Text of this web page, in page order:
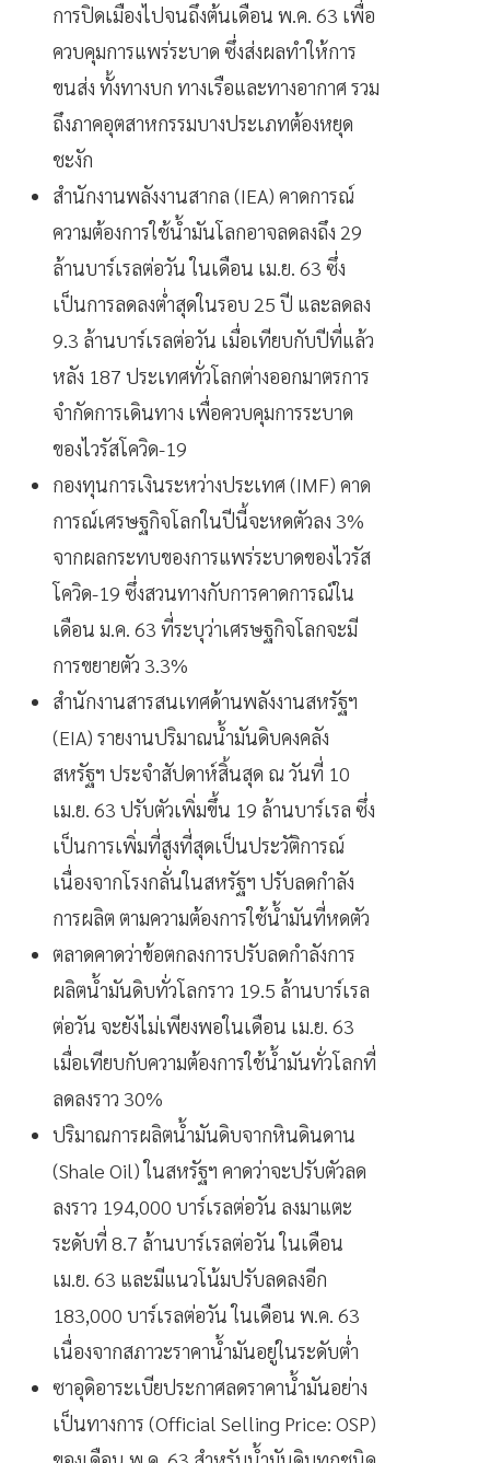
การปิดเมืองไปจนถึงต้นเดือน พ.ค. 63 เพื่อ
ควบคุมการแพร่ระบาด ซึ่งส่งผลทำให้การ
ขนส่ง ทั้งทางบก ทางเรือและทางอากาศ รวม
ถึงภาคอุตสาหกรรมบางประเภทต้องหยุด
ชะงัก
สำนักงานพลังงานสากล (IEA) คาดการณ์
ความต้องการใช้น้ำมันโลกอาจลดลงถึง 29
ล้านบาร์เรลต่อวัน ในเดือน เม.ย. 63 ซึ่ง
เป็นการลดลงต่ำสุดในรอบ 25 ปี และลดลง
9.3 ล้านบาร์เรลต่อวัน เมื่อเทียบกับปีที่แล้ว
หลัง 187 ประเทศทั่วโลกต่างออกมาตรการ
จำกัดการเดินทาง เพื่อควบคุมการระบาด
ของไวรัสโควิด-19
กองทุนการเงินระหว่างประเทศ (IMF) คาด
การณ์เศรษฐกิจโลกในปีนี้จะหดตัวลง 3%
จากผลกระทบของการแพร่ระบาดของไวรัส
โควิด-19 ซึ่งสวนทางกับการคาดการณ์ใน
เดือน ม.ค. 63 ที่ระบุว่าเศรษฐกิจโลกจะมี
การขยายตัว 3.3%
สำนักงานสารสนเทศด้านพลังงานสหรัฐฯ
(EIA) รายงานปริมาณน้ำมันดิบคงคลัง
สหรัฐฯ ประจำสัปดาห์สิ้นสุด ณ วันที่ 10
เม.ย. 63 ปรับตัวเพิ่มขึ้น 19 ล้านบาร์เรล ซึ่ง
เป็นการเพิ่มที่สูงที่สุดเป็นประวัติการณ์
เนื่องจากโรงกลั่นในสหรัฐฯ ปรับลดกำลัง
การผลิต ตามความต้องการใช้น้ำมันที่หดตัว
ตลาดคาดว่าข้อตกลงการปรับลดกำลังการ
ผลิตน้ำมันดิบทั่วโลกราว 19.5 ล้านบาร์เรล
ต่อวัน จะยังไม่เพียงพอในเดือน เม.ย. 63
เมื่อเทียบกับความต้องการใช้น้ำมันทั่วโลกที่
ลดลงราว 30%
ปริมาณการผลิตน้ำมันดิบจากหินดินดาน
(Shale Oil)ในสหรัฐฯ คาดว่าจะปรับตัวลด
ลงราว 194,000 บาร์เรลต่อวัน ลงมาแตะ
ระดับที่ 8.7 ล้านบาร์เรลต่อวัน ในเดือน
เม.ย. 63 และมีแนวโน้มปรับลดลงอีก
183,000 บาร์เรลต่อวัน ในเดือน พ.ค. 63
เนื่องจากสภาวะราคาน้ำมันอยู่ในระดับต่ำ
ซาอุดิอาระเบียประกาศลดราคาน้ำมันอย่าง
เป็นทางการ (Official Selling Price: OSP)